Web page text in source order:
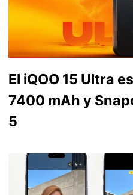
El iQOO 15 Ultra
7400 mAh y
5